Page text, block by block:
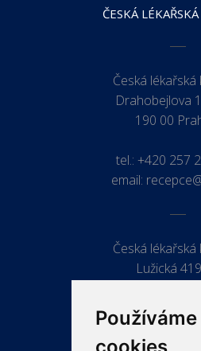
ČESKÁ
Česká
Drahobejlova
190 00
tel.: +420 257
email:
Česká
Lužická